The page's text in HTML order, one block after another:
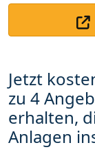
Jetzt
zu 4
erhalten,
Anlagen